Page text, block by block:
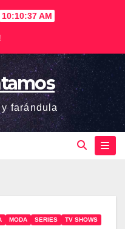
10:10:37 AM
farándula
MODA SERIES TV SHOWS